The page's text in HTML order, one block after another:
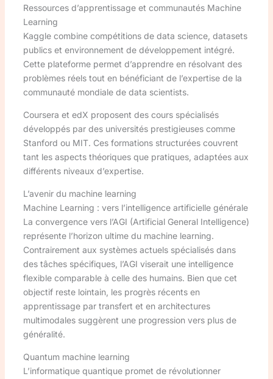
Ressources d’apprentissage et communautés Machine
Learning
Kaggle combine compétitions de data science, datasets
publics et environnement de développement intégré.
Cette plateforme permet d’apprendre en résolvant des
problèmes réels tout en bénéficiant de l’expertise de la
communauté mondiale de data scientists.
Coursera et edX proposent des cours spécialisés
développés par des universités prestigieuses comme
Stanford ou MIT. Ces formations structurées couvrent
tant les aspects théoriques que pratiques, adaptées aux
différents niveaux d’expertise.
L’avenir du machine learning
Machine Learning : vers l’intelligence artificielle générale
La convergence vers l’AGI (Artificial General Intelligence)
représente l’horizon ultime du machine learning.
Contrairement aux systèmes actuels spécialisés dans
des tâches spécifiques, l’AGI viserait une intelligence
flexible comparable à celle des humains. Bien que cet
objectif reste lointain, les progrès récents en
apprentissage par transfert et en architectures
multimodales suggèrent une progression vers plus de
généralité.
Quantum machine learning
L’informatique quantique promet de révolutionner